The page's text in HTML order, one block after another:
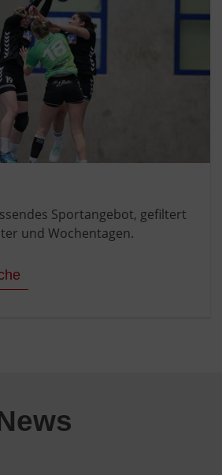
Sportangebot, gefiltert
und Wochentagen.